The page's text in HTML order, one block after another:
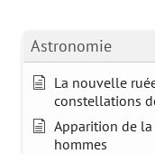
Astronomie
La nouvelle
constellations
Apparition de
hommes